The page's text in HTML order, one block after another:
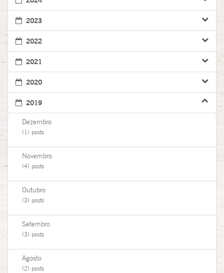
2023
2022
2021
2020
2019
Dezembro
(1) posts
Novembro
(4) posts
Outubro
(3) posts
Setembro
(3) posts
Agosto
(2) posts